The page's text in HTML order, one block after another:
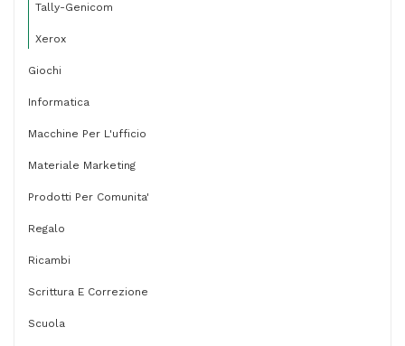
Tally-Genicom
Xerox
Giochi
Informatica
Macchine Per L'ufficio
Materiale Marketing
Prodotti Per Comunita'
Regalo
Ricambi
Scrittura E Correzione
Scuola